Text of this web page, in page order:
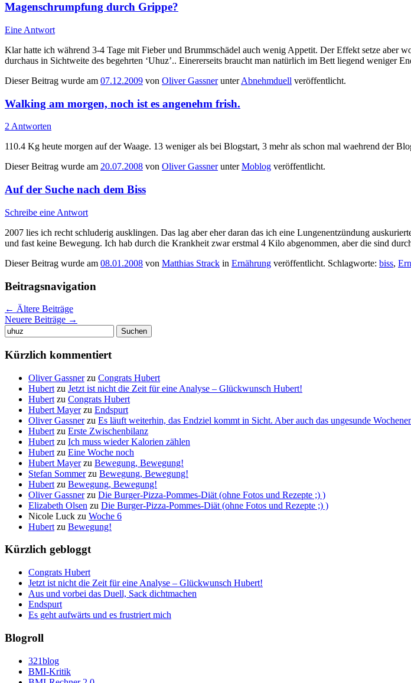
Magenschrumpfung durch Grippe?
Eine Antwort
Klar hatte ich während 3-4 Tage mit Fieber und Brummschädel auch wenig Appetit. Der Effekt setze aber
durchaus in Sichtweite des begehrten ‘Uhuz’.. Einererseits braucht man natürlich im Bett liegend weniger
Dieser Beitrag wurde am 07.12.2009 von Oliver GassnerunterAbnehmduell veröffentlicht.
Walking am morgen, noch ist es angenehm frish.
2 Antworten
110.4 Kg heute morgen auf der Waage. 13 weniger als bei Blogstart, 3 mehr als schon mal waehrend der
Dieser Beitrag wurde am 20.07.2008 von Oliver GassnerunterMoblog veröffentlicht.
Auf der Suche nach dem Biss
Schreibe eine Antwort
2007 lies ich recht schluderig ausklingen. Das lag aber eher daran das ich eine Lungenentzündung
und fast keine Bewegung. Ich hab durch die Krankheit zwar erstmal 4 Kilo abgenommen, aber die sind
Dieser Beitrag wurde am 08.01.2008 von Matthias Strack in Ernährung veröffentlicht. Schlagworte: biss,
Beitragsnavigation
← Ältere Beiträge
Neuere Beiträge →
Suchen
nach:
Kürzlich kommentiert
Oliver Gassnerzu Congrats Hubert
Hubert zu Jetzt ist nicht die Zeit für eine Analyse – Glückwunsch Hubert!
Hubert zu Congrats Hubert
Hubert Mayerzu Endspurt
Oliver Gassnerzu Es läuft weiterhin, das Endziel kommt in Sicht. Aber auch das ungesunde
Hubert zu Erste Zwischenbilanz
Hubert zu Ich muss wieder Kalorien zählen
Hubert zu Eine Woche noch
Hubert Mayerzu Bewegung, Bewegung!
Stefan Sommerzu Bewegung, Bewegung!
Hubert zu Bewegung, Bewegung!
Oliver Gassnerzu Die Burger-Pizza-Pommes-Diät (ohne Fotos und Rezepte ;) )
Elizabeth Olsen zu Die Burger-Pizza-Pommes-Diät (ohne Fotos und Rezepte ;) )
Nicole Luck zu Woche 6
Hubert zu Bewegung!
Kürzlich gebloggt
Congrats Hubert
Jetzt ist nicht die Zeit für eine Analyse – Glückwunsch Hubert!
Aus und vorbei das Duell, Sack dichtmachen
Endspurt
Es geht aufwärts und es frustriert mich
Blogroll
321blog
BMI-Kritik